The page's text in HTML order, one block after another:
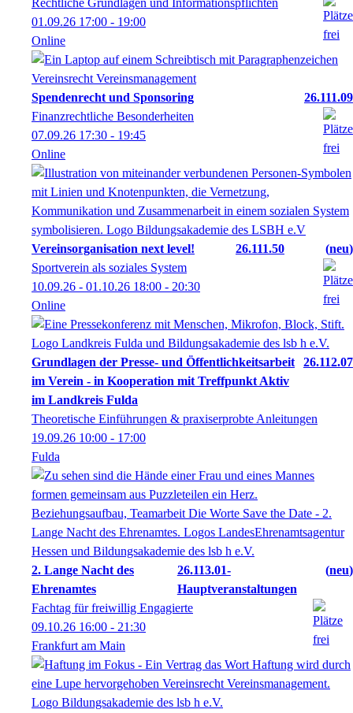
01.09.26 17:00 - 19:00
Online
Spendenrecht und Sponsoring
26.111.09
Finanzrechtliche Besonderheiten
07.09.26 17:30 - 19:45
Online
Vereinsorganisation next level! 26.111.50
neu
Sportverein als soziales System
10.09.26 - 01.10.26 18:00 - 20:30
Online
Grundlagen der Presse- und Öffentlichkeitsarbeit
im Verein - in Kooperation mit Treffpunkt Aktiv
im Landkreis Fulda
26.112.07
Theoretische Einführungen & praxiserprobte Anleitungen
19.09.26 10:00 - 17:00
Fulda
2. Lange Nacht des
Ehrenamtes
26.113.01-
Hauptveranstaltungen
neu
Fachtag für freiwillig Engagierte
09.10.26 16:00 - 21:30
Frankfurt am Main